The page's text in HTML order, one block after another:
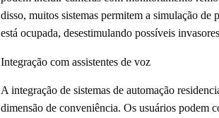
disso, muitos sistemas permitem a simulação de
está ocupada, desestimulando possíveis
Integração com assistentes de voz
A integração de sistemas de automação
dimensão de conveniência. Os usuários podem